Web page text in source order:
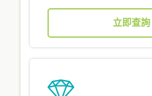
立即查詢